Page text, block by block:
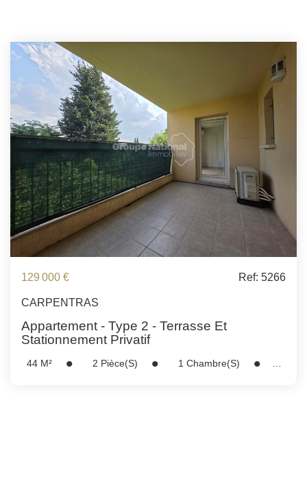
129 000 € Ref: 5266
CARPENTRAS
Appartement - Type 2 - Terrasse Et
Stationnement Privatif
44 M² 2 Pièce(s) 1 Chambre(s)